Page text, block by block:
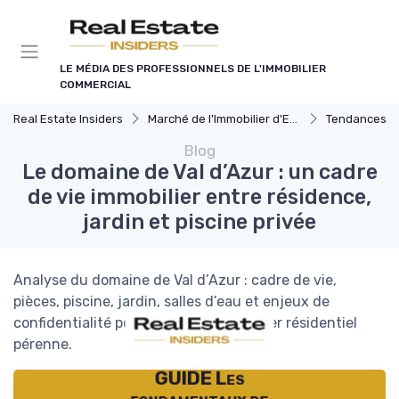
LE MÉDIA DES PROFESSIONNELS DE L'IMMOBILIER
COMMERCIAL
Real Estate Insiders Marché de l'Immobilier d'Entreprise Tendances du Marché
Blog
Le domaine de Val d’Azur : un cadre
de vie immobilier entre résidence,
jardin et piscine privée
Analyse du domaine de Val d’Azur : cadre de vie,
pièces, piscine, jardin, salles d’eau et enjeux de
confidentialité pour un projet immobilier résidentiel
pérenne.
GUIDE Les